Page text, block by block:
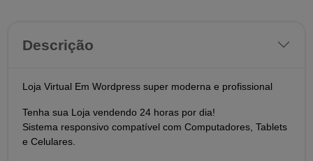
Descrição
Loja Virtual Em Wordpress super moderna e profissional
Tenha sua Loja vendendo 24 horas por dia!
Sistema responsivo compatível com Computadores, Tablets
e Celulares.